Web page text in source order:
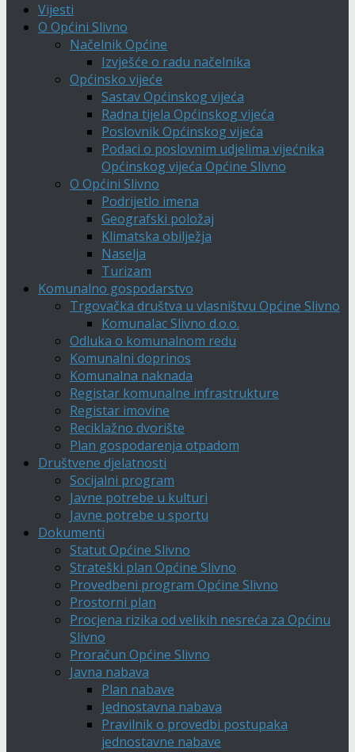
Vijesti
O Općini Slivno
Načelnik Općine
Izvješće o radu načelnika
Općinsko vijeće
Sastav Općinskog vijeća
Radna tijela Općinskog vijeća
Poslovnik Općinskog vijeća
Podaci o poslovnim udjelima vijećnika
Općinskog vijeća Općine Slivno
O Općini Slivno
Podrijetlo imena
Geografski položaj
Klimatska obilježja
Naselja
Turizam
Komunalno gospodarstvo
Trgovačka društva u vlasništvu Općine Slivno
Komunalac Slivno d.o.o.
Odluka o komunalnom redu
Komunalni doprinos
Komunalna naknada
Registar komunalne infrastrukture
Registar imovine
Reciklažno dvorište
Plan gospodarenja otpadom
Društvene djelatnosti
Socijalni program
Javne potrebe u kulturi
Javne potrebe u sportu
Dokumenti
Statut Općine Slivno
Strateški plan Općine Slivno
Provedbeni program Općine Slivno
Prostorni plan
Procjena rizika od velikih nesreća za Općinu
Slivno
Proračun Općine Slivno
Javna nabava
Plan nabave
Jednostavna nabava
Pravilnik o provedbi postupaka
jednostavne nabave